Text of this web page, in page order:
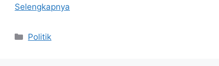
Selengkapnya
Kategori
Politik